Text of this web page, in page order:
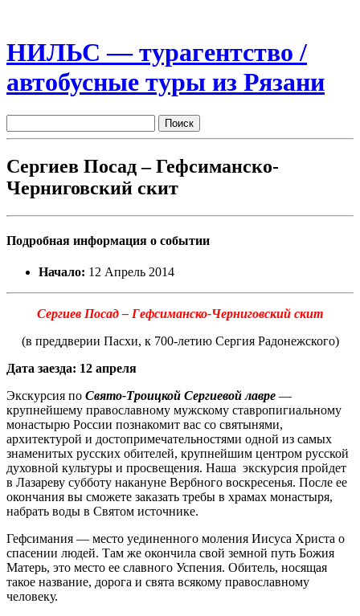
НИЛЬС — турагентство /
автобусные туры из Рязани
Сергиев Посад – Гефсиманско-
Черниговский скит
Подробная информация о событии
Начало: 12 Апрель 2014
Сергиев Посад – Гефсиманско-Черниговский скит
(в преддверии Пасхи, к 700-летию Сергия Радонежского)
Дата заезда: 12 апреля
Экскурсия по Свято-Троицкой Сергиевой лавре —
крупнейшему православному мужскому ставропигиальному
монастырю России познакомит вас со святынями,
архитектурой и достопримечательностями одной из самых
знаменитых русских обителей, крупнейшим центром русской
духовной культуры и просвещения. Наша экскурсия пройдет
в Лазареву субботу накануне Вербного воскресенья. После ее
окончания вы сможете заказать требы в храмах монастыря,
набрать воды в Святом источнике.
Гефсимания — место уединенного моления Иисуса Христа о
спасении людей. Там же окончила свой земной путь Божия
Матерь, это место ее славного Успения. Обитель, носящая
такое название, дорога и свята всякому православному
человеку.